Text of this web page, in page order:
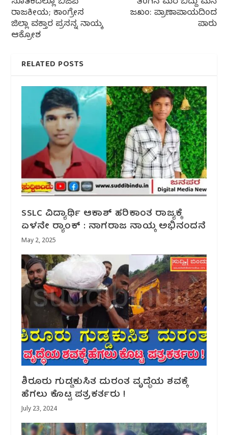
ರಾಜಕೀಯ; ಕಾಂಗ್ರೇಸ
ಜಿಲ್ಲಾ ವಕ್ತಾರ ಪ್ರಸನ್ನ ನಾಯ್ಕ
ಆಕ್ರೋಶ
ಜಖಂ: ಪ್ರಾಣಾಪಾಯದಿಂದ
ಪಾರು
RELATED POSTS
SSLC ವಿದ್ಯಾರ್ಥಿ ಆಕಾಶ್ ಹರಿಕಾಂತ‌‌ ರಾಜ್ಯಕ್ಕೆ
ಏಳನೇ ರ‌್ಯಾಂಕ್ :‌ ನಾಗರಾಜ ನಾಯ್ಕ ಅಭಿನಂದನೆ
May 2, 2025
ಶಿರೂರು ಗುಡ್ಡಕುಸಿತ ದುರಂತ ವೃದ್ಧೆಯ ಶವಕ್ಕೆ
ಹೆಗಲು ಕೊಟ್ಟ ಪತ್ರಕರ್ತರು !
July 23, 2024